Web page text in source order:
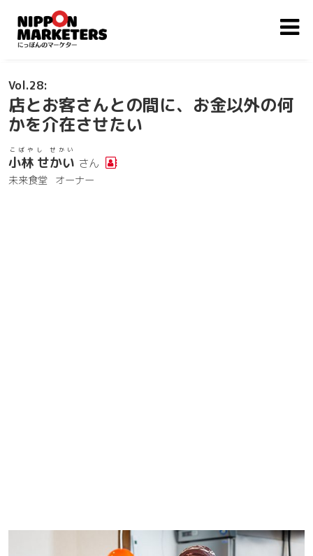
28
店とお客さんとの間に、お金以外の何
かを介在させたい
小林 せかい
こばやし せかい
さん
未来食堂 オーナー